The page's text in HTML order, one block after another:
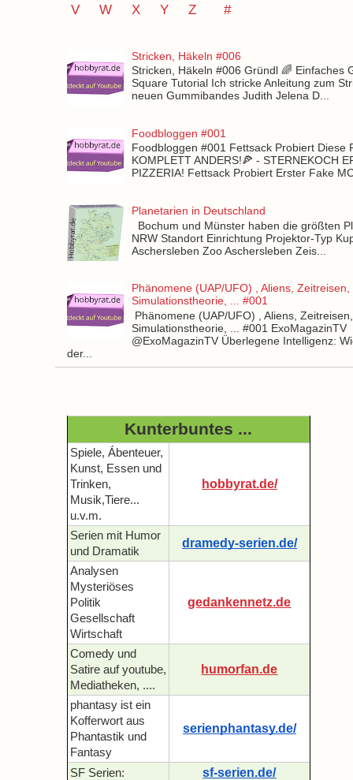
V
W X Y Z #
Stricken, Häkeln #006
Stricken, Häkeln #006 Gründl 🌈 Einfaches
Square Tutorial Ich stricke Anleitung zum
neuen Gummibandes Judith Jelena D...
Foodbloggen #001
Foodbloggen #001 Fettsack Probiert Diese
KOMPLETT ANDERS!🍕 - STERNEKOCH
PIZZERIA! Fettsack Probiert Erster Fake
Planetarien in Deutschland
Bochum und Münster haben die größten
NRW Standort Einrichtung Projektor-Typ
Aschersleben Zoo Aschersleben Zeis...
Phänomene (UAP/UFO) , Aliens, Zeitreisen,
Simulationstheorie, ... #001
Phänomene (UAP/UFO) , Aliens, Zeitreisen,
Simulationstheorie, ... #001 ExoMagazinTV
@ExoMagazinTV Überlegene Intelligenz:
der...
Kunterbuntes ...
Spiele, Ábenteuer,
Kunst, Essen und
Trinken,
Musik,Tiere...
u.v.m.
hobbyrat.de/
Serien mit Humor
und Dramatik
dramedy-serien.de/
Analysen
Mysteriöses
Politik
Gesellschaft
Wirtschaft
gedankennetz.de
Comedy und
Satire auf youtube,
Mediatheken, ....
humorfan.de
phantasy ist ein
Kofferwort aus
Phantastik und
Fantasy
serienphantasy.de/
SF Serien: sf-serien.de/